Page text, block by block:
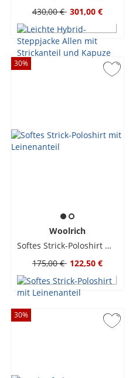
430,00 € 301,00 €
30%
Woolrich
Softes Strick-Poloshirt mit Leinenanteil
175,00 € 122,50 €
30%